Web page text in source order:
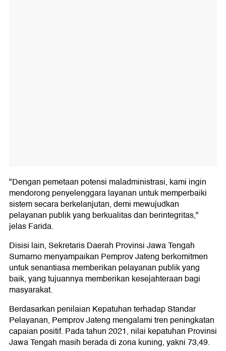
"Dengan pemetaan potensi maladministrasi, kami ingin
mendorong penyelenggara layanan untuk memperbaiki
sistem secara berkelanjutan, demi mewujudkan
pelayanan publik yang berkualitas dan berintegritas,"
jelas Farida.
Disisi lain, Sekretaris Daerah Provinsi Jawa Tengah
Sumarno menyampaikan Pemprov Jateng berkomitmen
untuk senantiasa memberikan pelayanan publik yang
baik, yang tujuannya memberikan kesejahteraan bagi
masyarakat.
Berdasarkan penilaian Kepatuhan terhadap Standar
Pelayanan, Pemprov Jateng mengalami tren peningkatan
capaian positif. Pada tahun 2021, nilai kepatuhan Provinsi
Jawa Tengah masih berada di zona kuning, yakni 73,49.